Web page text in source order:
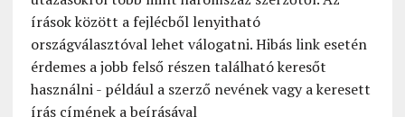
írások között a fejlécből lenyitható
országválasztóval lehet válogatni. Hibás link esetén
érdemes a jobb felső részen található keresőt
használni - például a szerző nevének vagy a keresett
írás címének a beírásával